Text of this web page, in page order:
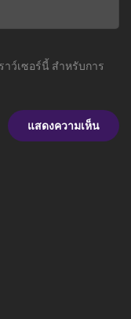
ว์เซอร์นี้ สำหรับการ